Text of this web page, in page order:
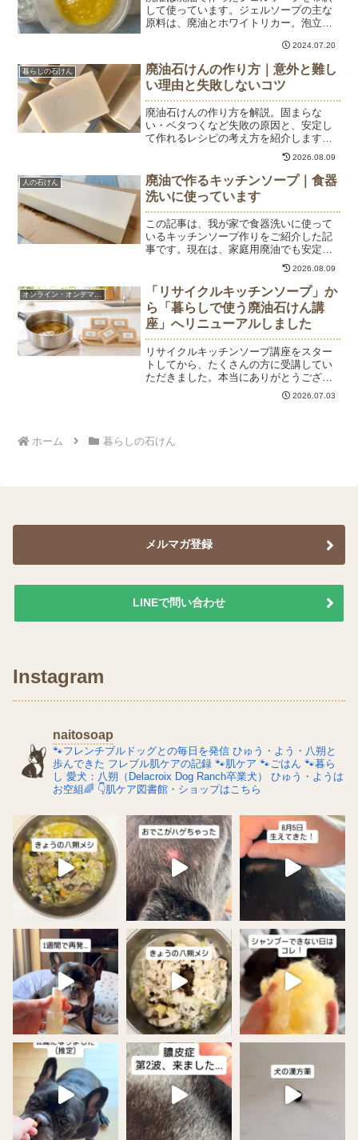
して使っています。ジェルソープの主な
原料は、廃油とホワイトリカー。泡立ち
です。いい感じのジェルソープになりま
した。苛性ソーダでジェルソープを作る
には基本的に無水エタノー...
2024.07.20
暮らしの石けん
廃油石けんの作り方｜意外と難し
い理由と失敗しないコツ
廃油石けんの作り方を解説。固まらな
い・ベタつくなど失敗の原因と、安定し
て作れるレシピの考え方を紹介します。
初心者でも失敗しないポイントと、自宅
2026.08.09
人の石けん
廃油で作るキッチンソープ｜食器
洗いに使っています
この記事は、我が家で食器洗いに使って
いるキッチンソープ作りをご紹介した記
事です。現在は、家庭用廃油でも安定し
て作れるレシピを「暮らしで使う廃油石
けん講座」で動画を見ながら学んでいた
だけます。家庭用廃油から作るキッチン
ソープは、現在「暮らしで...
2026.08.09
オンライン・オンデマンド
「リサイクルキッチンソープ」か
ら「暮らしで使う廃油石けん講
座」へリニューアルしました
リサイクルキッチンソープ講座をスター
トしてから、たくさんの方に受講してい
ただきました。本当にありがとうござい
ます。このたび講座内容を見直し、講座
名を「暮らしで使う廃油石けん講座」へ
2026.07.03
ホーム 暮らしの石けん
メルマガ登録
LINEで問い合わせ
Instagram
naitosoap
🐾フレンチブルドッグとの毎日を発信 ひゅう・よう・八朔と
歩んできた フレブル肌ケアの記録 🐾肌ケア 🐾ごはん 🐾暮ら
し 愛犬：八朔（Delacroix Dog Ranch卒業犬）
ひゅう・ようは
お空組🌈 👇肌ケア図書館・ショップはこちら